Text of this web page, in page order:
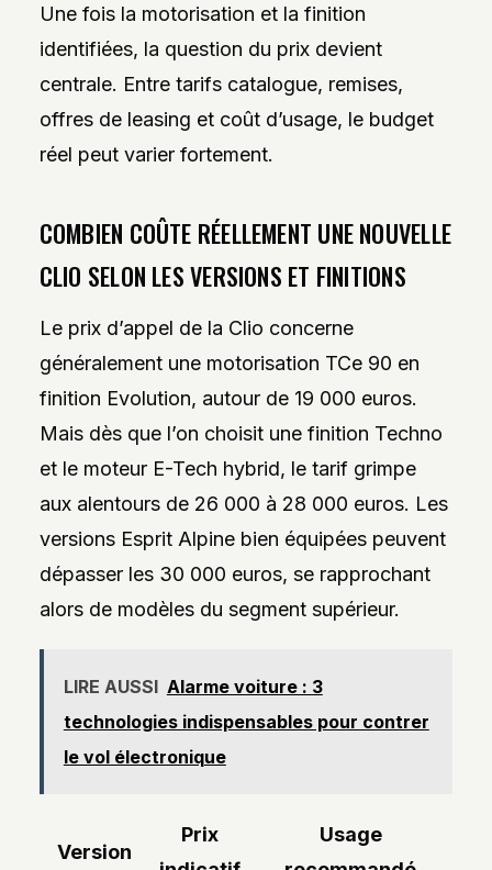
Une fois la motorisation et la finition
identifiées, la question du prix devient
centrale. Entre tarifs catalogue, remises,
offres de leasing et coût d’usage, le budget
réel peut varier fortement.
COMBIEN COÛTE RÉELLEMENT UNE NOUVELLE
CLIO SELON LES VERSIONS ET FINITIONS
Le prix d’appel de la Clio concerne
généralement une motorisation TCe 90 en
finition Evolution, autour de 19 000 euros.
Mais dès que l’on choisit une finition Techno
et le moteur E-Tech hybrid, le tarif grimpe
aux alentours de 26 000 à 28 000 euros. Les
versions Esprit Alpine bien équipées peuvent
dépasser les 30 000 euros, se rapprochant
alors de modèles du segment supérieur.
LIRE AUSSI Alarme voiture : 3
technologies indispensables pour contrer
le vol électronique
Version
Prix
Usage